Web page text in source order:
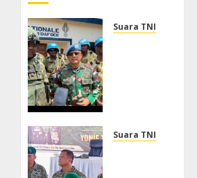
Suara TNI
Mayjen
Suara TNI